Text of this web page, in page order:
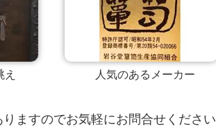
人気のあるメーカー
ますのでお気軽にお問合せください